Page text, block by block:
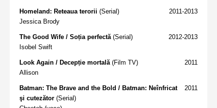
2011-2013
Homeland: Reteaua terorii (Serial)
Jessica Brody
2012-2013
The Good Wife / Soția perfectă (Serial)
Isobel Swift
2011
Look Again / Decepție mortală (Film TV)
Allison
2011
Batman: The Brave and the Bold / Batman: Neînfricat
şi cutezător (Serial)